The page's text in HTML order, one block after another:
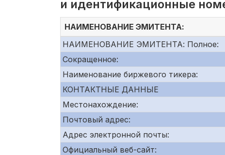
и идентификационные
НАИМЕНОВАНИЕ ЭМИТЕНТА:
НАИМЕНОВАНИЕ ЭМИТЕНТА: Полное:
Сокращенное:
Наименование биржевого тикера:
КОНТАКТНЫЕ ДАННЫЕ
Местонахождение:
Почтовый адрес:
Адрес электронной почты:
Официальный веб-сайт: